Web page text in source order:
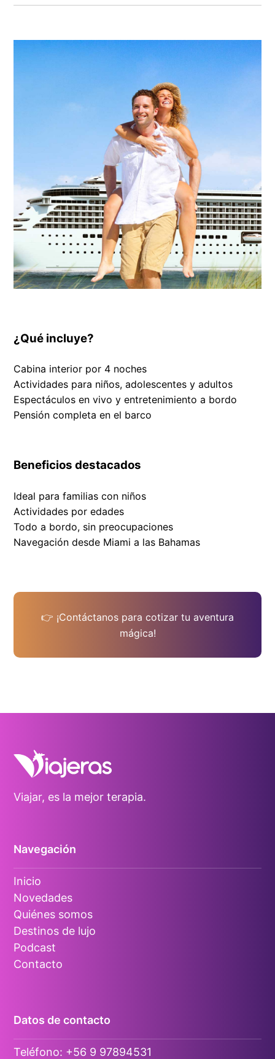
¿Qué incluye?
Cabina interior por 4 noches
Actividades para niños, adolescentes y adultos
Espectáculos en vivo y entretenimiento a bordo
Pensión completa en el barco
Beneficios destacados
Ideal para familias con niños
Actividades por edades
Todo a bordo, sin preocupaciones
Navegación desde Miami a las Bahamas
👉 ¡Contáctanos para cotizar tu aventura
mágica!
Viajar, es la mejor terapia.
Navegación
Inicio
Novedades
Quiénes somos
Destinos de lujo
Podcast
Contacto
Datos de contacto
Teléfono: +56 9 97894531